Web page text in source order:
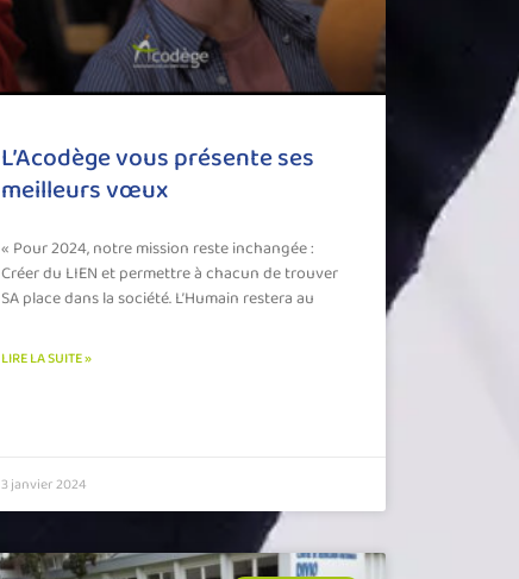
L’Acodège vous présente ses
meilleurs vœux
« Pour 2024, notre mission reste inchangée :
Créer du LIEN et permettre à chacun de trouver
SA place dans la société. L’Humain restera au
LIRE LA SUITE »
3 janvier 2024